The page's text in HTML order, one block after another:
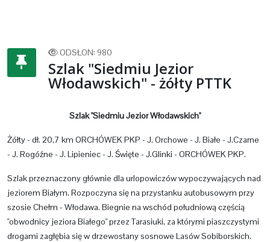
ODSŁON: 980
Szlak "Siedmiu Jezior
Włodawskich" - żółty PTTK
Szlak "Siedmiu Jezior Włodawskich"
Żółty - dł. 20,7 km ORCHÓWEK PKP - J. Orchowe - J. Białe - J.Czarne
- J. Rogóźne - J. Lipieniec - J. Święte - J.Glinki - ORCHÓWEK PKP.
Szlak przeznaczony głównie dla urlopowiczów wypoczywających nad
jeziorem Białym. Rozpoczyna się na przystanku autobusowym przy
szosie Chełm - Włodawa. Biegnie na wschód południową częścią
"obwodnicy jeziora Białego" przez Tarasiuki, za którymi piaszczystymi
drogami zagłębia się w drzewostany sosnowe Lasów Sobiborskich.